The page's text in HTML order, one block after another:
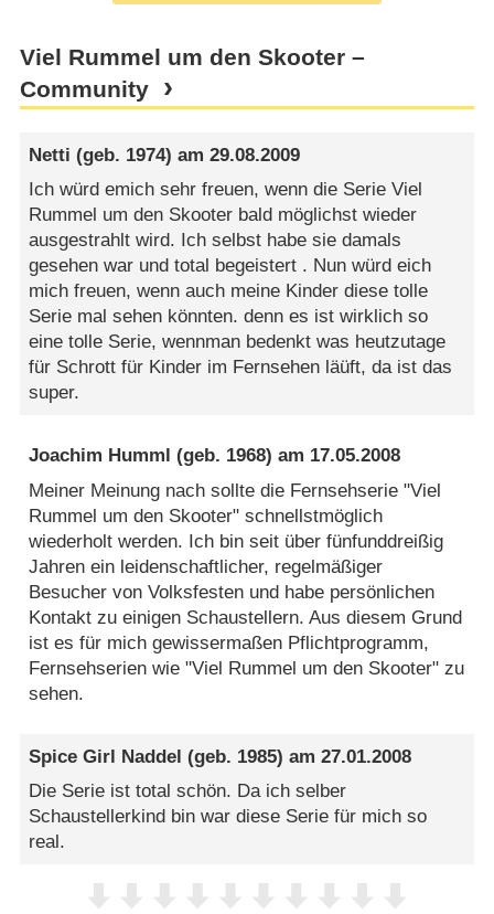
Viel Rummel um den Skooter –
Community
Netti (geb. 1974) am29.08.2009
Ich würd emich sehr freuen, wenn die Serie Viel
Rummel um den Skooter bald möglichst wieder
ausgestrahlt wird. Ich selbst habe sie damals
gesehen war und total begeistert . Nun würd eich
mich freuen, wenn auch meine Kinder diese tolle
Serie mal sehen könnten. denn es ist wirklich so
eine tolle Serie, wennman bedenkt was heutzutage
für Schrott für Kinder im Fernsehen läüft, da ist das
super.
Joachim Humml (geb. 1968) am 17.05.2008
Meiner Meinung nach sollte die Fernsehserie "Viel
Rummel um den Skooter" schnellstmöglich
wiederholt werden. Ich bin seit über fünfunddreißig
Jahren ein leidenschaftlicher, regelmäßiger
Besucher von Volksfesten und habe persönlichen
Kontakt zu einigen Schaustellern. Aus diesem Grund
ist es für mich gewissermaßen Pflichtprogramm,
Fernsehserien wie "Viel Rummel um den Skooter" zu
sehen.
Spice Girl Naddel (geb. 1985) am27.01.2008
Die Serie ist total schön. Da ich selber
Schaustellerkind bin war diese Serie für mich so
real.